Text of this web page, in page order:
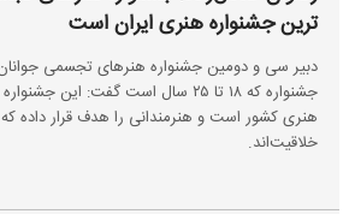
ترین جشنواره هنری ایران است
دبیر سی و دومین جشنواره هنرهای تجسمی جوانان
جشنواره که ۱۸ تا ۲۵ سال است گفت:
هنری کشور است و هنرمندانی را هدف قرار داده
خلاقیت‌اند.